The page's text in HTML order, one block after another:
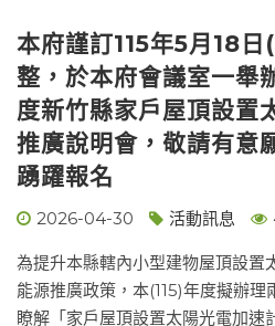
本府謹訂115年5月18
整，於本府會議室一舉
度新竹縣家戶屋頂設置
推廣說明會，敬請有意
踴躍報名
2026-04-30 活動訊息
為提升本縣轄內小型建物屋頂設置
能源推廣政策，本(115)年度擬辦
瞭解「家戶屋頂設置太陽光電加速